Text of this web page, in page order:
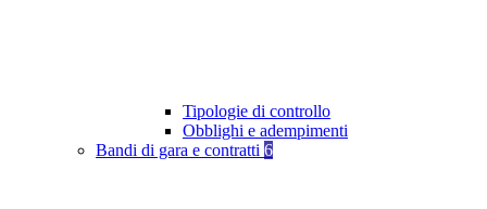
Tipologie di controllo
Obblighi e adempimenti
Bandi di gara e contratti 6